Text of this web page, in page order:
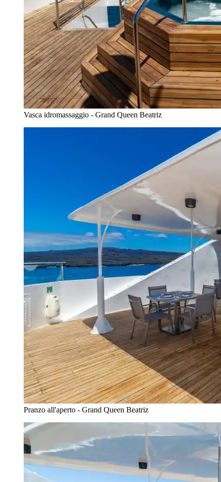
Vasca idromassaggio - Grand Queen Beatriz
Pranzo all'aperto - Grand Queen Beatriz